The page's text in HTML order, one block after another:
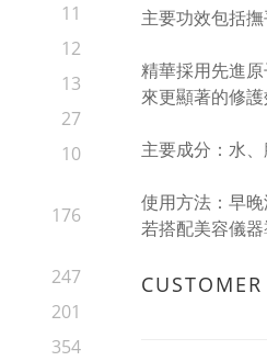
11
12
13
27
10
176
247
201
354
主要功效包括
精華採用先進
來更顯著的修護
主要成分：水
使用方法：早
若搭配美容儀器